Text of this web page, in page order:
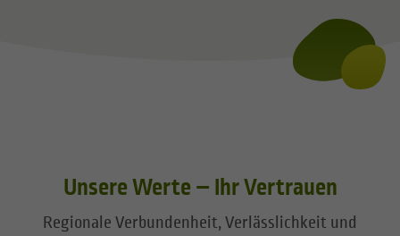
Unsere Werte – Ihr Vertrauen
Regionale Verbundenheit, Verlässlichkeit und